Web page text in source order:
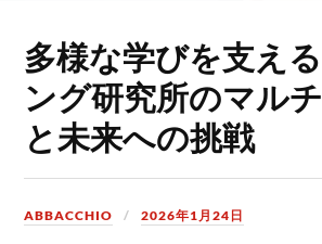
多様な学びを支え
ング研究所のマル
と未来への挑戦
ABBACCHIO 2026年1月24日